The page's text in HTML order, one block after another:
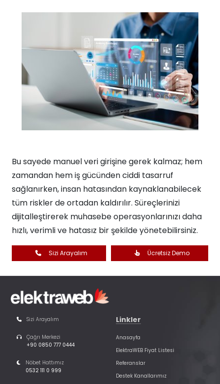
Bu sayede manuel veri girişine gerek kalmaz; hem
zamandan hem iş gücünden ciddi tasarruf
sağlanırken, insan hatasından kaynaklanabilecek
tüm riskler de ortadan kaldırılır. Süreçlerinizi
dijitalleştirerek muhasebe operasyonlarınızı daha
hızlı, verimli ve hatasız bir şekilde yönetebilirsiniz.​
Sizi Arayalım Ücretsiz Demo
Sizi Arayalım
Çağrı Merkezi
+90 0850 777 0444
Nöbet Hattımız
0532 111 0 999
Linkler
Anasayfa
ElektraWEB Fiyat Listesi
Referanslar
Destek Kanallarımız